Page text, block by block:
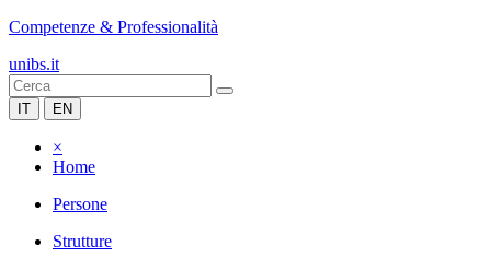
Competenze & Professionalità
unibs.it
IT EN
×
Home
Persone
Strutture